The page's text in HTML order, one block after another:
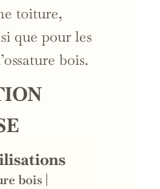
toiture,
que pour les
bois.
bois |